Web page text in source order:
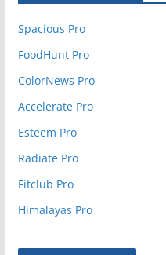
Spacious Pro
FoodHunt Pro
ColorNews Pro
Accelerate Pro
Esteem Pro
Radiate Pro
Fitclub Pro
Himalayas Pro